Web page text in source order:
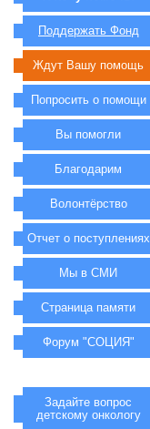
Поддержать Фонд
Ждут Вашу помощь
Попросить о помощи
Вы помогли
Благодарим
Волонтёрство
Отчет о поступлениях
Мы в СМИ
Страница памяти
Форум "СОЦИЯ"
Задайте вопрос
детскому онкологу